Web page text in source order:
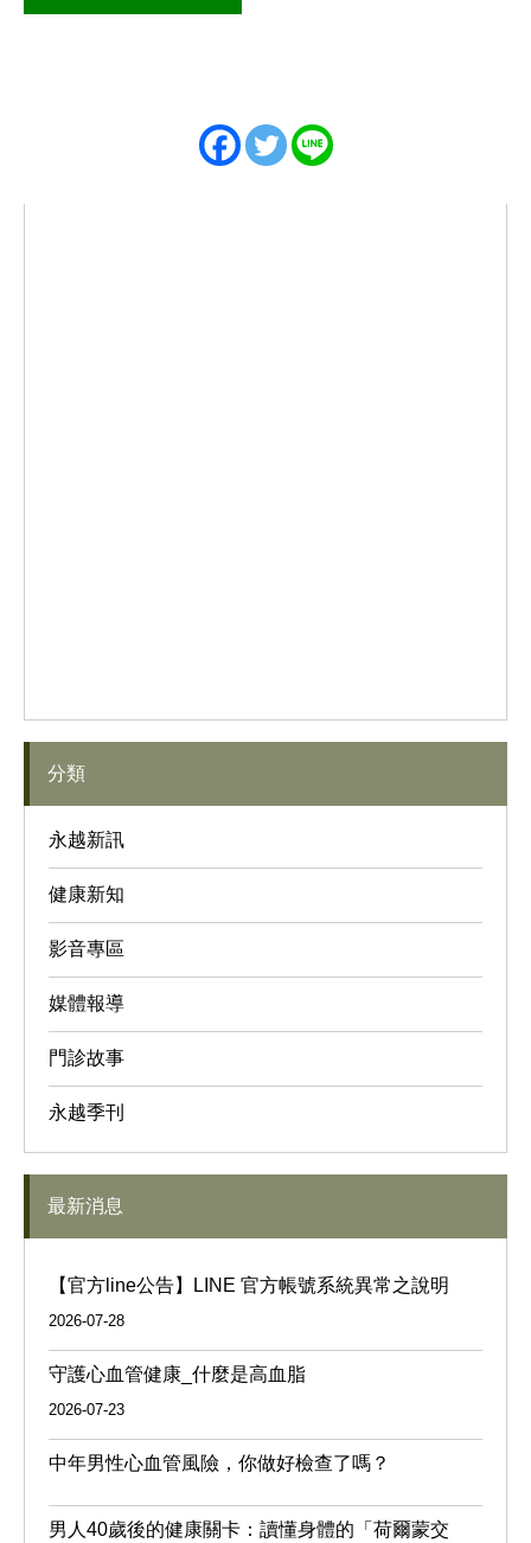
分類
永越新訊
健康新知
影音專區
媒體報導
門診故事
永越季刊
最新消息
【官方line公告】LINE 官方帳號系統異常之說明
2026-07-28
守護心血管健康_什麼是高血脂
2026-07-23
中年男性心血管風險，你做好檢查了嗎？
男人40歲後的健康關卡：讀懂身體的「荷爾蒙交